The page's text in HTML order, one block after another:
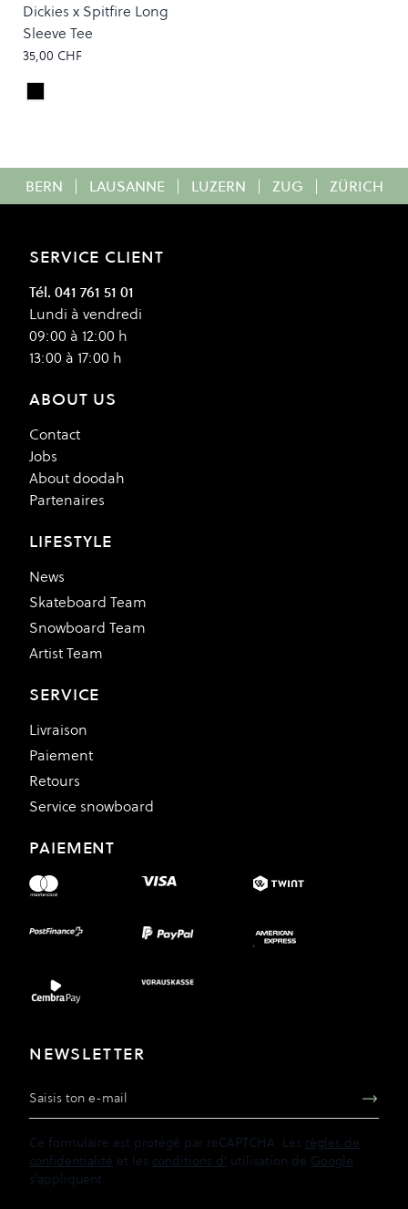
Dickies x Spitfire Long
Sleeve Tee
35,00 CHF
Colour
Black
BERN | LAUSANNE | LUZERN | ZUG | ZÜRICH
SERVICE CLIENT
Tél. 041 761 51 01
Lundi à vendredi
09:00 à 12:00 h
13:00 à 17:00 h
ABOUT US
Contact
Jobs
About doodah
Partenaires
LIFESTYLE
News
Skateboard Team
Snowboard Team
Artist Team
SERVICE
Livraison
Paiement
Retours
Service snowboard
PAIEMENT
NEWSLETTER
Adresse e-mail
Ce formulaire est protégé par reCAPTCHA. Les règles de
confidentialité et les conditions d' utilisation de Google
s'appliquent.